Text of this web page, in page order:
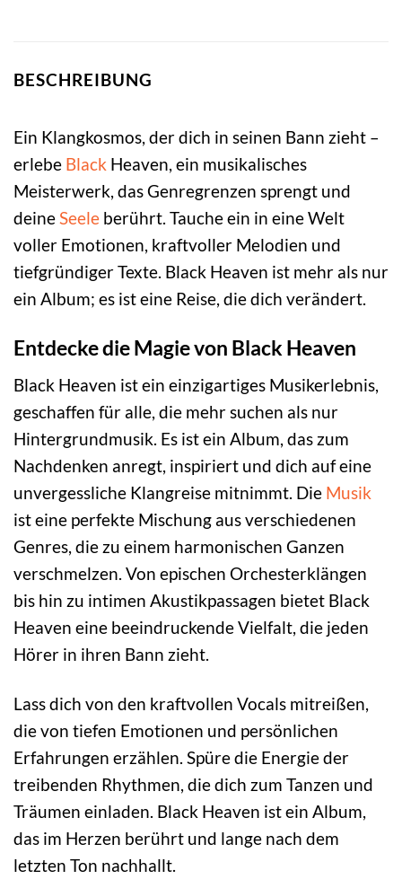
BESCHREIBUNG
Ein Klangkosmos, der dich in seinen Bann zieht –
erlebe Black Heaven, ein musikalisches
Meisterwerk, das Genregrenzen sprengt und
deineSeele berührt. Tauche ein in eine Welt
voller Emotionen, kraftvoller Melodien und
tiefgründiger Texte. Black Heaven ist mehr als nur
ein Album; es ist eine Reise, die dich verändert.
Entdecke die Magie von Black Heaven
Black Heaven ist ein einzigartiges Musikerlebnis,
geschaffen für alle, die mehr suchen als nur
Hintergrundmusik. Es ist ein Album, das zum
Nachdenken anregt, inspiriert und dich auf eine
unvergessliche Klangreise mitnimmt. Die Musik
ist eine perfekte Mischung aus verschiedenen
Genres, die zu einem harmonischen Ganzen
verschmelzen. Von epischen Orchesterklängen
bis hin zu intimen Akustikpassagen bietet Black
Heaven eine beeindruckende Vielfalt, die jeden
Hörer in ihren Bann zieht.
Lass dich von den kraftvollen Vocals mitreißen,
die von tiefen Emotionen und persönlichen
Erfahrungen erzählen. Spüre die Energie der
treibenden Rhythmen, die dich zum Tanzen und
Träumen einladen. Black Heaven ist ein Album,
das im Herzen berührt und lange nach dem
letzten Ton nachhallt.